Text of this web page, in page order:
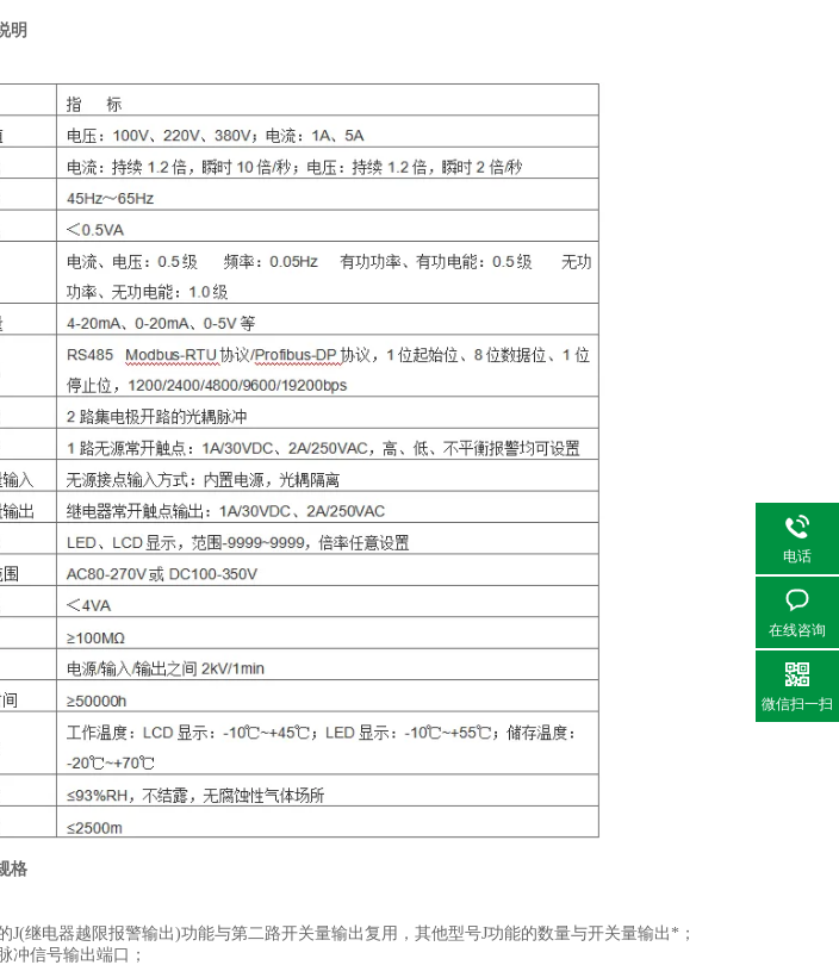
明
格
J(继电器越限报警输出)功能与第二路开关量输出复用，其他型号J功能的数量与开关量输出*；
冲信号输出端口；
电话
在线咨询
微信扫一扫